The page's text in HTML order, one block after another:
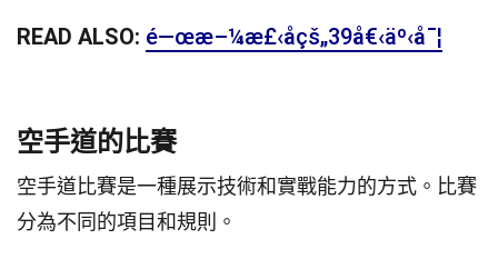
READ ALSO: é—œæ–¼æ£‹å­çš„39å€‹äº‹å¯¦
空手道的比賽
空手道比賽是一種展示技術和實戰能力的方式。比賽
分為不同的項目和規則。